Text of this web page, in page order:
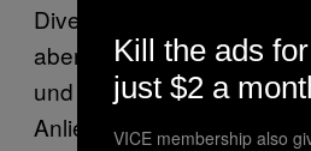
Diversität gelobt werden.
aber auch der Cast selbst
und setzt sich öffentlich für
Anliegen ein.
Kill the ads for
just $2 a
VICE membership also